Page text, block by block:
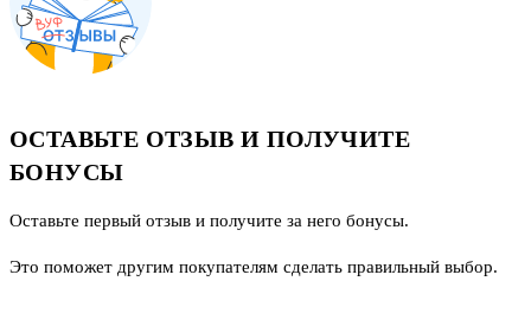
ОСТАВЬТЕ ОТЗЫВ И ПОЛУЧИТЕ
БОНУСЫ
Оставьте первый отзыв и получите за него бонусы.
Это поможет другим покупателям сделать правильный выбор.